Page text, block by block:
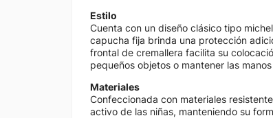
Estilo
Cuenta con un diseño clásico tipo
capucha fija brinda una protección
frontal de cremallera facilita su
pequeños objetos o mantener las
Materiales
Confeccionada con materiales
activo de las niñas, manteniendo su